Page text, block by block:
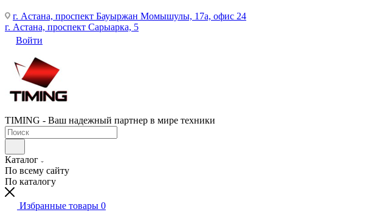
г. Астана, проспект Бауыржан Момышулы, 17а, офис 24
г. Астана, проспект Сарыарка, 5
Войти
TIMING - Ваш надежный партнер в мире техники
Каталог
По всему сайту
По каталогу
Избранные товары 0